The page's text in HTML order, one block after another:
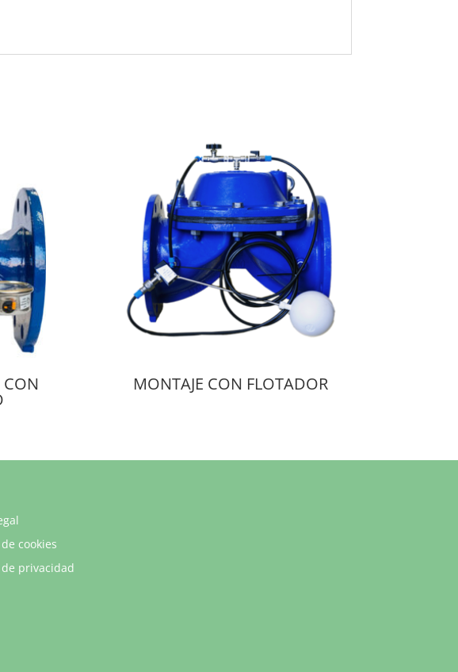
CON MONTAJE CON FLOTADOR
cookies
privacidad